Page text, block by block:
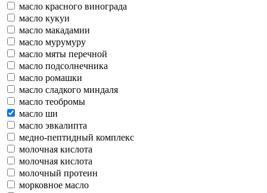
масло красного винограда
масло кукуи
масло макадамии
масло мурумуру
масло мяты перечной
масло подсолнечника
масло ромашки
масло сладкого миндаля
масло теобромы
масло ши
масло эвкалипта
медно-пептидный комплекс
молочная кислота
молочная кислота
молочный протеин
морковное масло